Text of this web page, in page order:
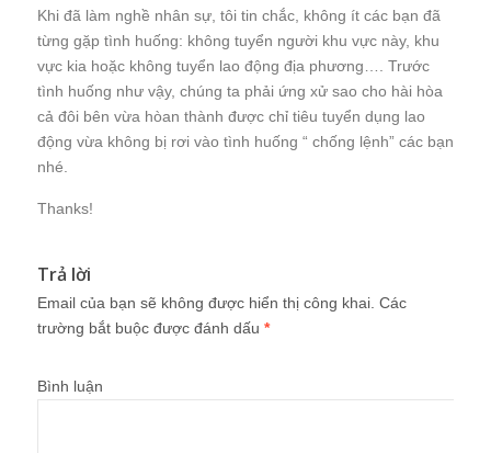
Khi đã làm nghề nhân sự, tôi tin chắc, không ít các bạn đã
từng gặp tình huống: không tuyển người khu vực này, khu
vực kia hoặc không tuyển lao động địa phương…. Trước
tình huống như vậy, chúng ta phải ứng xử sao cho hài hòa
cả đôi bên vừa hòan thành được chỉ tiêu tuyển dụng lao
động vừa không bị rơi vào tình huống “ chống lệnh” các bạn
nhé.
Thanks!
Trả lời
Email của bạn sẽ không được hiển thị công khai. Các
trường bắt buộc được đánh dấu *
Bình luận